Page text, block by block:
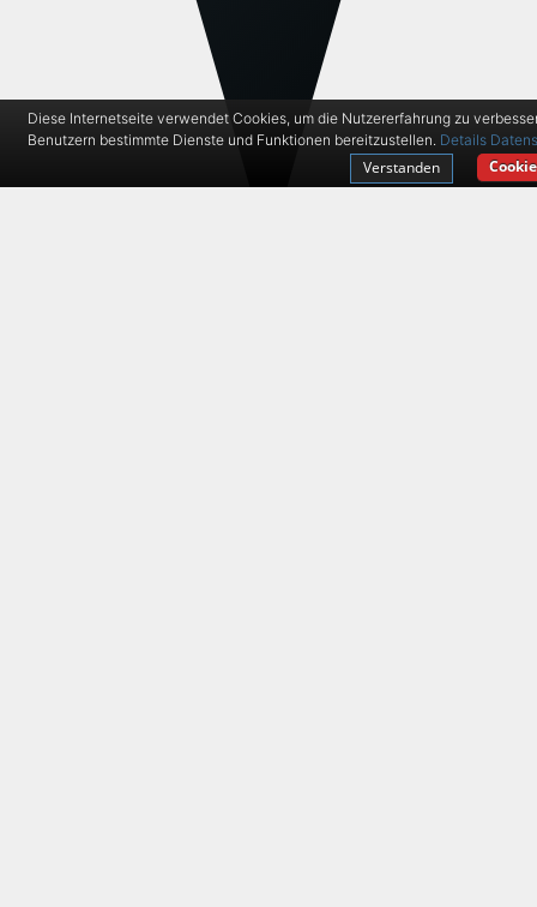
Diese Internetseite verwendet Cookies, um die Nutzererfahrung zu
Benutzern bestimmte Dienste und Funktionen bereitzustellen. Details
Verstanden